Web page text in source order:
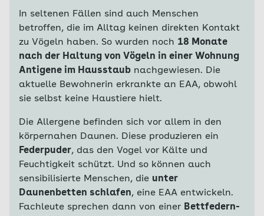
In seltenen Fällen sind auch Menschen
betroffen, die im Alltag keinen direkten Kontakt
zu Vögeln haben. So wurden noch 18 Monate
nach der Haltung von Vögeln in einer Wohnung
Antigene im Hausstaub nachgewiesen. Die
aktuelle Bewohnerin erkrankte an EAA, obwohl
sie selbst keine Haustiere hielt.
Die Allergene befinden sich vor allem in den
körpernahen Daunen. Diese produzieren ein
Federpuder, das den Vogel vor Kälte und
Feuchtigkeit schützt. Und so können auch
sensibilisierte Menschen, die unter
Daunenbetten schlafen, eine EAA entwickeln.
Fachleute sprechen dann von einer Bettfedern-